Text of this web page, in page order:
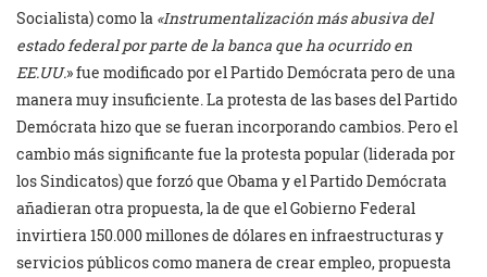
Socialista) como la «Instrumentalización más abusiva del
estado federal por parte de la banca que ha ocurrido en
EE.UU.» fue modificado por el Partido Demócrata pero de una
manera muy insuficiente. La protesta de las bases del Partido
Demócrata hizo que se fueran incorporando cambios. Pero el
cambio más significante fue la protesta popular (liderada por
los Sindicatos) que forzó que Obama y el Partido Demócrata
añadieran otra propuesta, la de que el Gobierno Federal
invirtiera 150.000 millones de dólares en infraestructuras y
servicios públicos como manera de crear empleo, propuesta